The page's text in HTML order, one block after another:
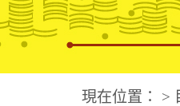
華文視障電子圖書網
現在位置： >